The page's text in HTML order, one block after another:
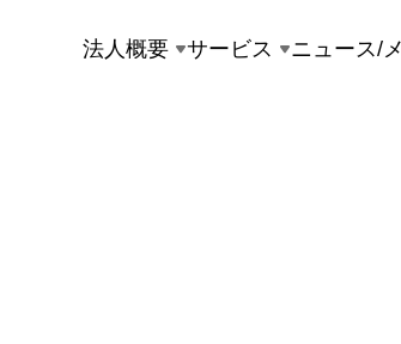
法人概要 サービス ニュース/